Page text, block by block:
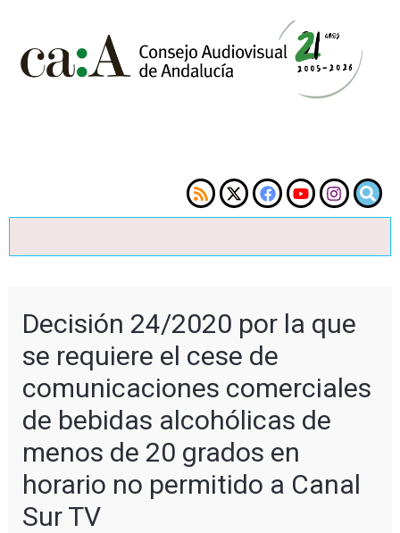
Decisión 24/2020 por la que
se requiere el cese de
comunicaciones comerciales
de bebidas alcohólicas de
menos de 20 grados en
horario no permitido a Canal
Sur TV